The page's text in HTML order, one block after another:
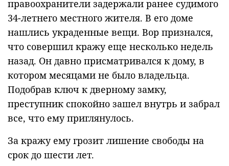
правоохранители задержали ранее судимого
34-летнего местного жителя. В его доме
нашлись украденные вещи. Вор признался,
что совершил кражу еще несколько недель
назад. Он давно присматривался к дому, в
котором месяцами не было владельца.
Подобрав ключ к дверному замку,
преступник спокойно зашел внутрь и забрал
все, что ему приглянулось.
За кражу ему грозит лишение свободы на
срок до шести лет.